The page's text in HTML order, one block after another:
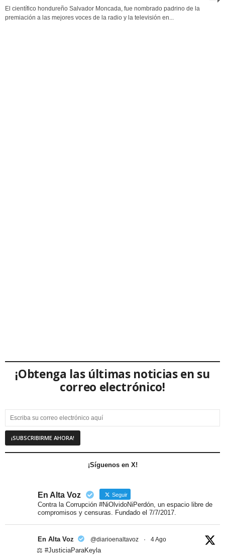
El científico hondureño Salvador Moncada, fue nombrado padrino de la
premiación a las mejores voces de la radio y la televisión en...
¡Obtenga las últimas noticias en su
correo electrónico!
¡Síguenos en X!
En Alta Voz Seguir
Contra la Corrupción #NiOlvidoNiPerdón, un espacio libre de
compromisos y censuras. Fundado el 7/7/2017.
En Alta Voz @diarioenaltavoz · 4 Ago
⚖️ #JusticiaParaKeyla